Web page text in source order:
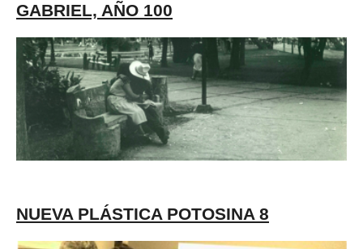
GABRIEL, AÑO 100
NUEVA PLÁSTICA POTOSINA 8